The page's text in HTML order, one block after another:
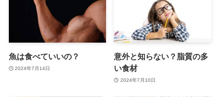
魚は食べていいの？
2024年7月14日
意外と知らない？脂質の多
い食材
2024年7月10日